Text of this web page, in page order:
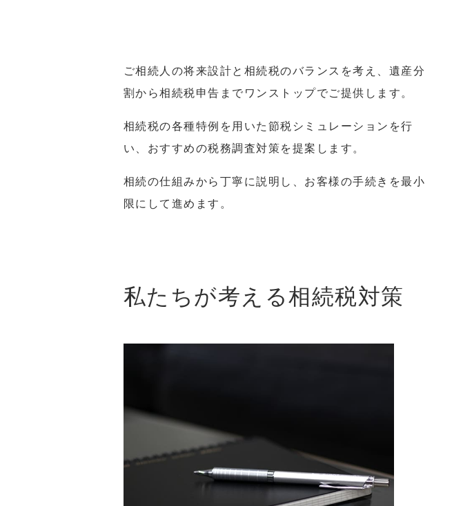
ご相続人の将来設計と相続税のバランスを考え、遺産分
割から相続税申告までワンストップでご提供します。
相続税の各種特例を用いた節税シミュレーションを行
い、おすすめの税務調査対策を提案します。
相続の仕組みから丁寧に説明し、お客様の手続きを最小
限にして進めます。
私たちが考える相続税対策